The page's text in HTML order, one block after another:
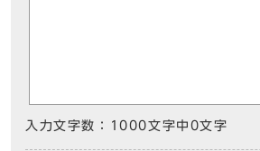
入力文字数： 1000文字中 0文字